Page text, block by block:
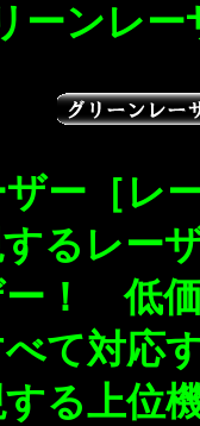
ーンレー
ー［レ
るレー
ー！ 低
て対応
る上位